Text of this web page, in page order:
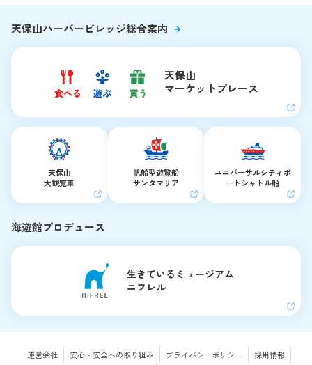
天保山ハーバービレッジ総合案内
天保山
マーケットプレース
天保山
大観覧車
帆船型遊覧船
サンタマリア
ユニバーサルシティ ポ
ートシャトル船
海遊館プロデュース
生きているミュージアム
ニフレル
運営会社 安心・安全への取り組み プライバシーポリシー 採用情報